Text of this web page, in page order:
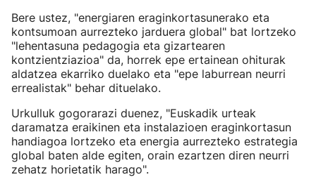
Bere ustez, "energiaren eraginkortasunerako eta
kontsumoan aurrezteko jarduera global" bat lortzeko
"lehentasuna pedagogia eta gizartearen
kontzientziazioa" da, horrek epe ertainean ohiturak
aldatzea ekarriko duelako eta "epe laburrean neurri
errealistak" behar dituelako.
Urkulluk gogorarazi duenez, "Euskadik urteak
daramatza eraikinen eta instalazioen eraginkortasun
handiagoa lortzeko eta energia aurrezteko estrategia
global baten alde egiten, orain ezartzen diren neurri
zehatz horietatik harago".